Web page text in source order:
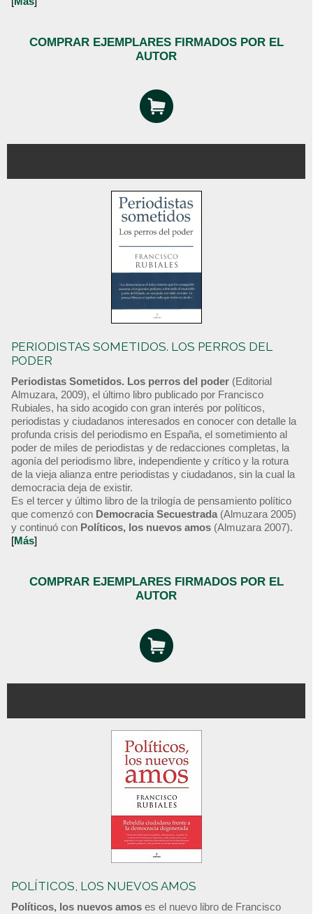
COMPRAR EJEMPLARES FIRMADOS POR EL
AUTOR
PERIODISTAS SOMETIDOS. LOS PERROS DEL
PODER
Periodistas Sometidos. Los perros del poder (Editorial
Almuzara, 2009), el último libro publicado por Francisco
Rubiales, ha sido acogido con gran interés por políticos,
periodistas y ciudadanos interesados en conocer con detalle la
profunda crisis del periodismo en España, el sometimiento al
poder de miles de periodistas y de redacciones completas, la
agonía del periodismo libre, independiente y crítico y la rotura
de la vieja alianza entre periodistas y ciudadanos, sin la cual la
democracia deja de existir.
Es el tercer y último libro de la trilogía de pensamiento político
que comenzó con Democracia Secuestrada (Almuzara 2005)
y continuó con Políticos, los nuevos amos (Almuzara 2007).
[Más]
COMPRAR EJEMPLARES FIRMADOS POR EL
AUTOR
POLÍTICOS, LOS NUEVOS AMOS
Políticos, los nuevos amos es el nuevo libro de Francisco